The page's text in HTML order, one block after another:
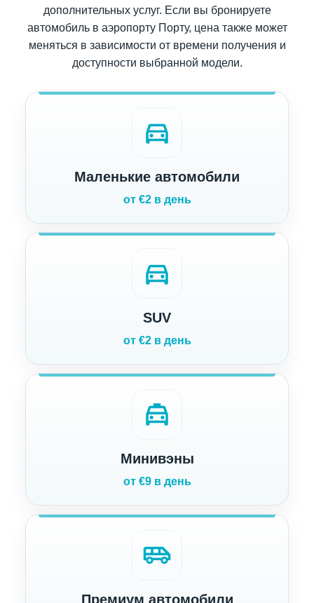
дополнительных услуг. Если вы бронируете
автомобиль в аэропорту Порту, цена также может
меняться в зависимости от времени получения и
доступности выбранной модели.
directions_car
Маленькие автомобили
от €2 в день
directions_car
SUV
от €2 в день
local_taxi
Минивэны
от €9 в день
airport_shuttle
Премиум автомобили